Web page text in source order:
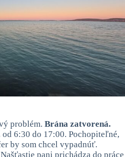
problém. Brána zatvorená.
6:30 do 17:00. Pochopiteľné,
by som chcel vypadnúť.
pani prichádza do práce